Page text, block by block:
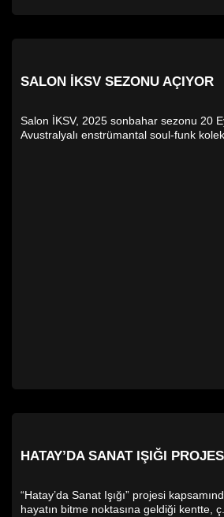
SALON İKSV SEZONU AÇIYOR
Salon İKSV, 2025 sonbahar sezonu 20
Avustralyalı enstrümantal soul-funk
HATAY’DA SANAT IŞIĞI
“Hatay’da Sanat Işığı” projesi
hayatın bitme noktasına geldiği kentte, ç...